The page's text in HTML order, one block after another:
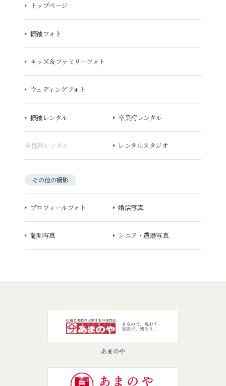
トップページ
振袖フォト
キッズ＆ファミリーフォト
ウェディングフォト
振袖レンタル 卒業袴レンタル
男性袴レンタル レンタルスタジオ
その他の撮影
プロフィールフォト 婚活写真
証明写真 シニア・還暦写真
あまのや